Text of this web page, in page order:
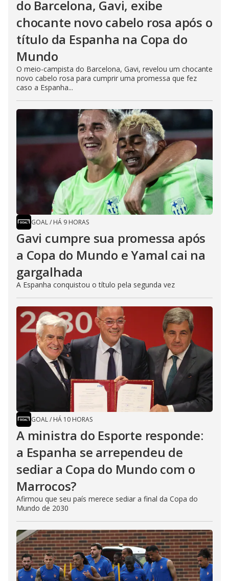
do Barcelona, Gavi, exibe
chocante novo cabelo rosa após o
título da Espanha na Copa do
Mundo
O meio-campista do Barcelona, Gavi, revelou um chocante
novo cabelo rosa para cumprir uma promessa que fez
caso a Espanha...
GOAL/ HÁ 9 HORAS
Gavi cumpre sua promessa após
a Copa do Mundo e Yamal cai na
gargalhada
A Espanha conquistou o título pela segunda vez
GOAL/ HÁ 10 HORAS
A ministra do Esporte responde:
a Espanha se arrependeu de
sediar a Copa do Mundo com o
Marrocos?
Afirmou que seu país merece sediar a final da Copa do
Mundo de 2030